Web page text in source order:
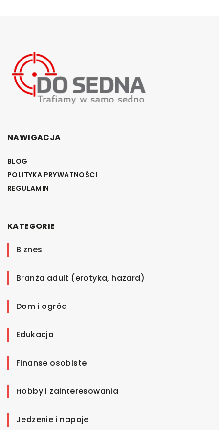
NAWIGACJA
BLOG
POLITYKA PRYWATNOŚCI
REGULAMIN
KATEGORIE
Biznes
Branża adult (erotyka, hazard)
Dom i ogród
Edukacja
Finanse osobiste
Hobby i zainteresowania
Jedzenie i napoje